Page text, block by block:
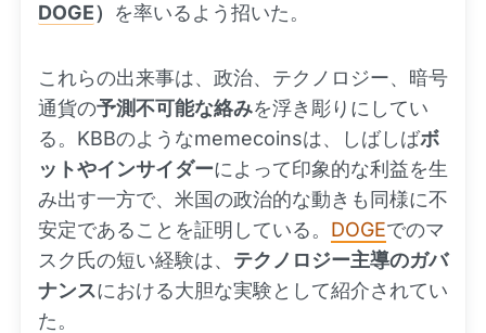
DOGE） を率いるよう招いた。
これらの出来事は、政治、テクノロジー、暗号
通貨の予測不可能な絡みを浮き彫りにしてい
る。KBBのようなmemecoinsは、しばしばボ
ットやインサイダーによって印象的な利益を生
み出す一方で、米国の政治的な動きも同様に不
安定であることを証明している。 DOGEでのマ
スク氏の短い経験は、 テクノロジー主導のガバ
ナンスにおける大胆な実験として紹介されてい
た。